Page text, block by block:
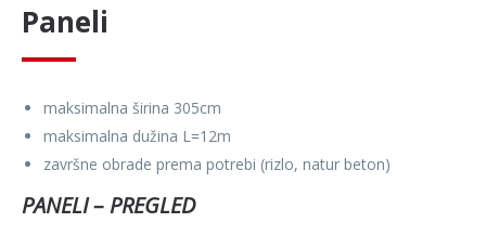
Paneli
maksimalna širina 305cm
maksimalna dužina L=12m
završne obrade prema potrebi (rizlo, natur beton)
PANELI – PREGLED